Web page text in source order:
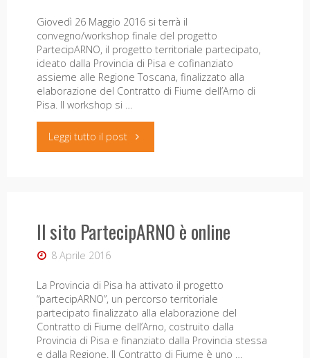
dell'Ambiente."
Giovedì 26 Maggio 2016 si terrà il
convegno/workshop finale del progetto
PartecipARNO, il progetto territoriale partecipato,
ideato dalla Provincia di Pisa e cofinanziato
assieme alle Regione Toscana, finalizzato alla
elaborazione del Contratto di Fiume dell’Arno di
Pisa. Il workshop si …
Leggi tutto il post"PartecipARNO,
maggio
workshop
finale
a
Il sito PartecipARNO è online
8 Aprile 2016
La Provincia di Pisa ha attivato il progetto
“partecipARNO”, un percorso territoriale
partecipato finalizzato alla elaborazione del
Contratto di Fiume dell’Arno, costruito dalla
Provincia di Pisa e finanziato dalla Provincia stessa
e dalla Regione. Il Contratto di Fiume è uno …